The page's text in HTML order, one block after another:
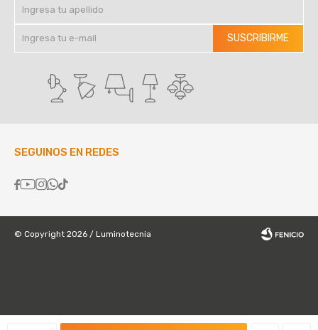
SUSCRIBIRME
SEGUINOS EN REDES

© Copyright 2026 / Luminotecnia